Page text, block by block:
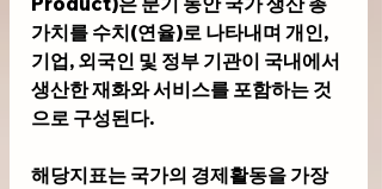
가치를 수치(연율)로 나타내며 개인,
기업, 외국인 및 정부 기관이 국내에서
생산한 재화와 서비스를 포함하는 것
으로 구성된다.
해당지표는 국가의 경제활동을 가장